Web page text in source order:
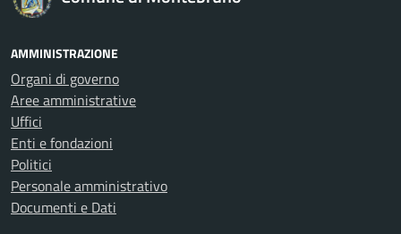
AMMINISTRAZIONE
Organi di governo
Aree amministrative
Uffici
Enti e fondazioni
Politici
Personale amministrativo
Documenti e Dati